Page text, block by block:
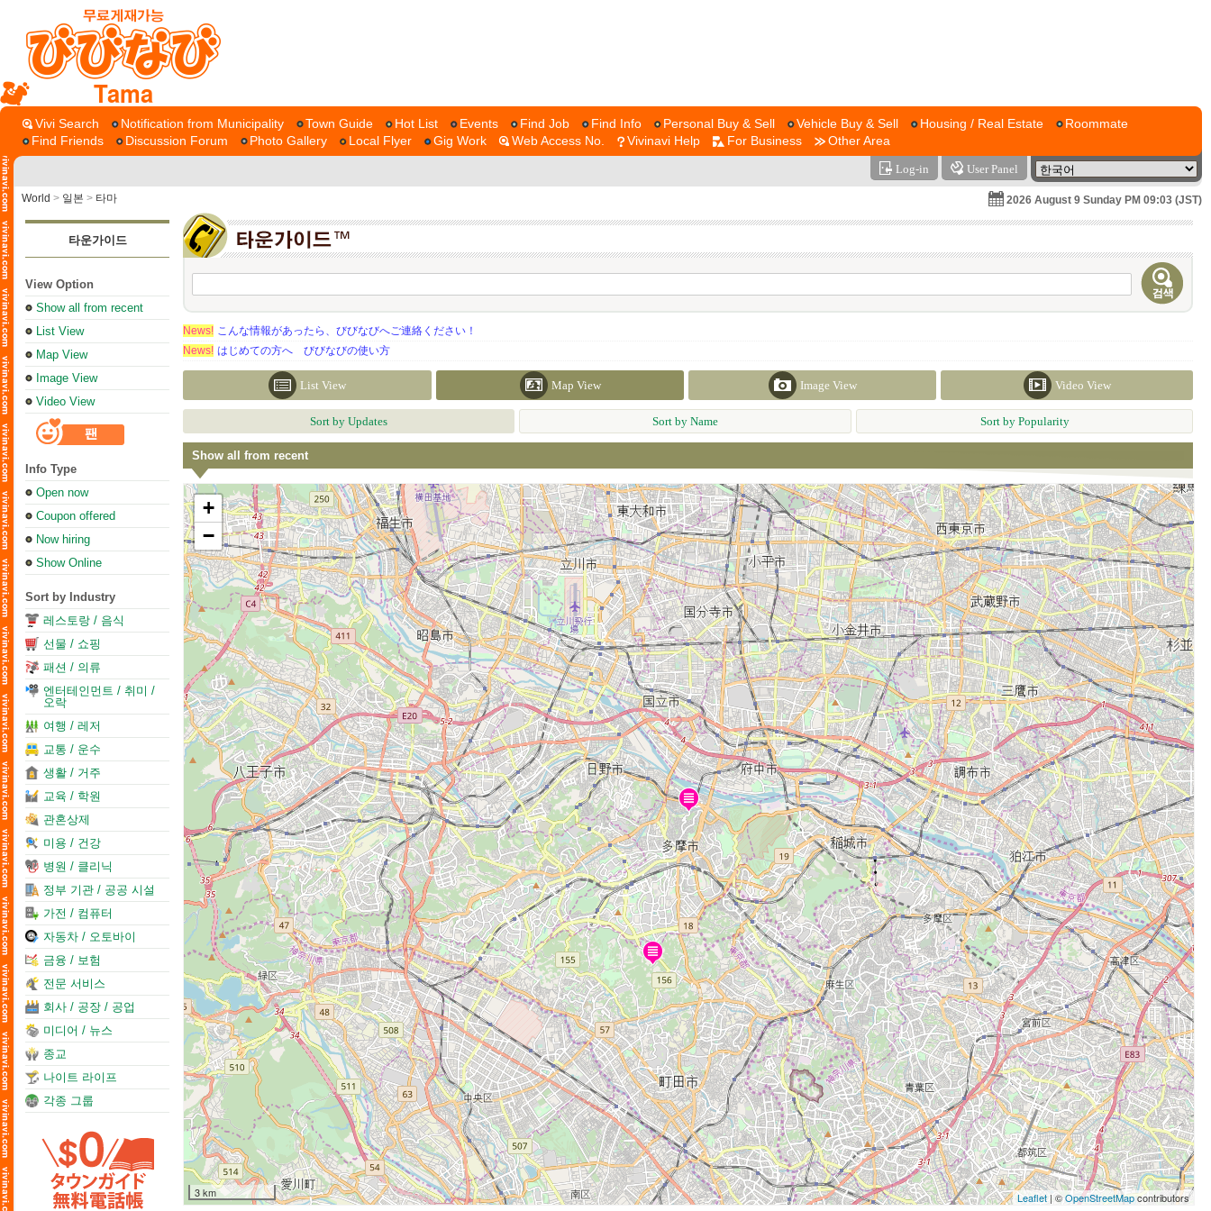
Tama
Vivi Search Notification from Municipality Town Guide Hot List Events Find Job Find Info Personal Buy & Sell Vehicle Buy & Sell Housing / Real Estate
Roommate
Find Friends
Discussion Forum Photo Gallery Local Flyer Gig Work Web Access No. Vivinavi Help For Business Other Area
Log-in User Panel
World > 일본 > 타마 2026 August 9 Sunday PM 09:03 (JST)
타운가이드
View Option
Show all from recent
List View
Map View
Image View
Video View
Info Type
Open now
Coupon offered
Now hiring
Show Online
Sort by Industry
레스토랑 / 음식
선물 / 쇼핑
패션 / 의류
엔터테인먼트 / 취미 /
오락
여행 / 레저
교통 / 운수
생활 / 거주
교육 / 학원
관혼상제
미용 / 건강
병원 / 클리닉
정부 기관 / 공공 시설
가전 / 컴퓨터
자동차 / 오토바이
금융 / 보험
전문 서비스
회사 / 공장 / 공업
미디어 / 뉴스
종교
나이트 라이프
각종 그룹
News! こんな情報があったら、びびなびへご連絡ください！
News! はじめての方へ びびなびの使い方
List View Map View Image View Video View
Sort by Updates Sort by Name Sort by Popularity
Show all from recent
+
−
3 km Leaflet | ©OpenStreetMapcontributors